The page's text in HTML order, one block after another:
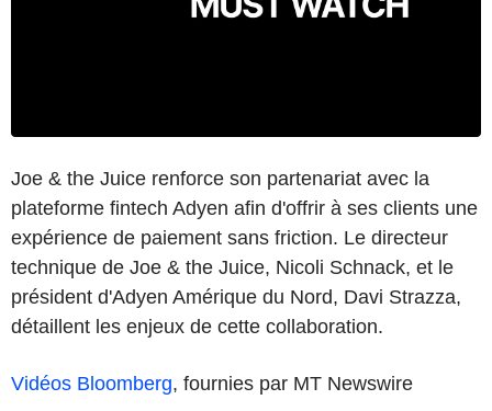
Joe & the Juice renforce son partenariat avec la
plateforme fintech Adyen afin d'offrir à ses clients une
expérience de paiement sans friction. Le directeur
technique de Joe & the Juice, Nicoli Schnack, et le
président d'Adyen Amérique du Nord, Davi Strazza,
détaillent les enjeux de cette collaboration.
Vidéos Bloomberg, fournies par MT Newswire